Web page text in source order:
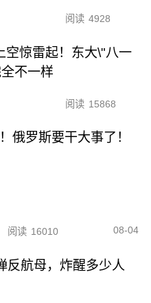
阅读 4928
空惊雷起！东大\"八一
不一样
阅读 15868
俄罗斯要干大事了！
阅读 16010 08-04
反航母，炸醒多少人